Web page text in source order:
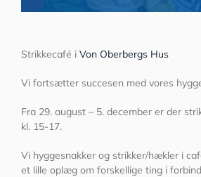
Strikkecafé i Von Oberbergs Hus
Vi fortsætter succesen med vores
Fra 29. august – 5. december er der
kl. 15-17.
Vi hyggesnakker og strikker/hækler i
et lille oplæg om forskellige ting i